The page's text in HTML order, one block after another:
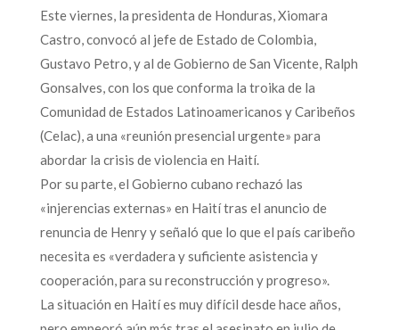
Este viernes, la presidenta de Honduras, Xiomara
Castro, convocó al jefe de Estado de Colombia,
Gustavo Petro, y al de Gobierno de San Vicente, Ralph
Gonsalves, con los que conforma la troika de la
Comunidad de Estados Latinoamericanos y Caribeños
(Celac), a una «reunión presencial urgente» para
abordar la crisis de violencia en Haití.
Por su parte, el Gobierno cubano rechazó las
«injerencias externas» en Haití tras el anuncio de
renuncia de Henry y señaló que lo que el país caribeño
necesita es «verdadera y suficiente asistencia y
cooperación, para su reconstrucción y progreso».
La situación en Haití es muy difícil desde hace años,